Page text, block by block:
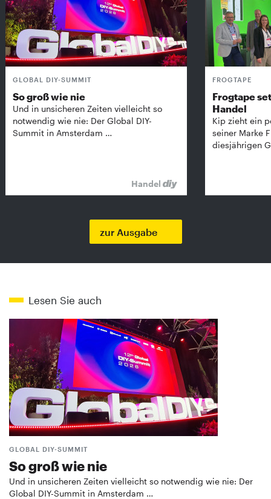
GLOBAL DIY-SUMMIT
So groß wie nie
Und in unsicheren Zeiten vielleicht so
notwendig wie nie: Der Global DIY-
Summit in Amsterdam …
Handel
FROGTAPE
Frogtape
Handel
Kip zieht ein
seiner Marke
diesjährigen
zur Ausgabe
Lesen Sie auch
GLOBAL DIY-SUMMIT
So groß wie nie
Und in unsicheren Zeiten vielleicht so notwendig wie nie: Der
Global DIY-Summit in Amsterdam …